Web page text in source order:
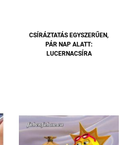
CSÍRÁZTATÁS EGYSZERŰEN,
PÁR NAP ALATT:
LUCERNACSÍRA